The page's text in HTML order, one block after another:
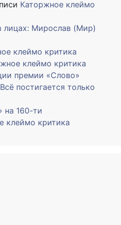
Каторжное клеймо
лицах: Мирослав (Мир)
клеймо критика
клеймо критика
премии «Слово»
Всё постигается только
на 160-ти
клеймо критика